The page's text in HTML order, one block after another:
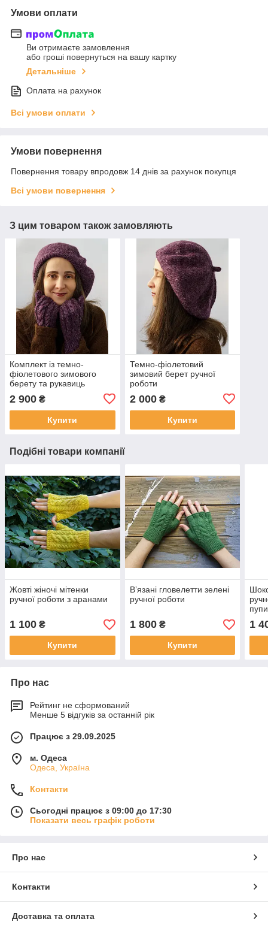
Умови оплати
Ви отримаєте замовлення
або гроші повернуться на вашу картку
Детальніше
Оплата на рахунок
Всі умови оплати
Умови повернення
Повернення товару впродовж 14 днів за рахунок покупця
Всі умови повернення
З цим товаром також замовляють
Комплект із темно-
фіолетового зимового
берету та рукавиць
2 900 ₴
Купити
Темно-фіолетовий
зимовий берет ручної
роботи
2 000₴
Купити
Подібні товари компанії
Жовті жіночі мітенки
ручної роботи з аранами
1 100 ₴
Купити
Вʼязані гловелетти зелені
ручної роботи
1 800₴
Купити
1
Про нас
Рейтинг не сформований
Менше 5 відгуків за останній рік
Працює з 29.09.2025
м. Одеса
Одеса, Україна
Контакти
Сьогодні працює з 09:00 до 17:30
Показати весь графік роботи
Про нас
Контакти
Доставка та оплата